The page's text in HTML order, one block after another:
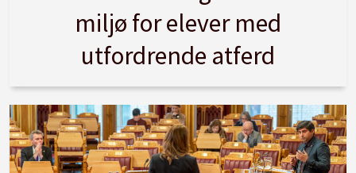
miljø for elever med
utfordrende atferd